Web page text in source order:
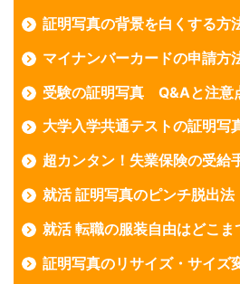
証明写真の背景を白くする方
マイナンバーカードの申請方
受験の証明写真 Q&Aと注意
大学入学共通テストの証明写
超カンタン！失業保険の受給
就活 証明写真のピンチ脱出法
就活 転職の服装自由はどこま
証明写真のリサイズ・サイズ